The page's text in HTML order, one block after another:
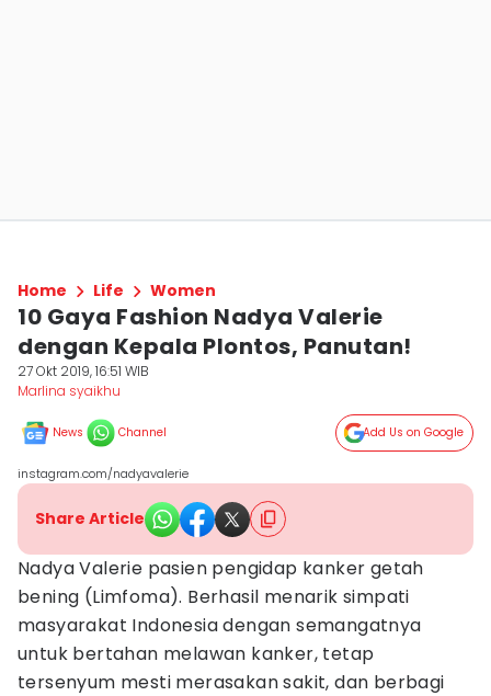
Home Life Women
10 Gaya Fashion Nadya Valerie
dengan Kepala Plontos, Panutan!
27 Okt 2019, 16:51 WIB
Marlina syaikhu
News Channel Add Us on Google
instagram.com/nadyavalerie
Share Article
Nadya Valerie pasien pengidap kanker getah
bening (Limfoma). Berhasil menarik simpati
masyarakat Indonesia dengan semangatnya
untuk bertahan melawan kanker, tetap
tersenyum mesti merasakan sakit, dan berbagi